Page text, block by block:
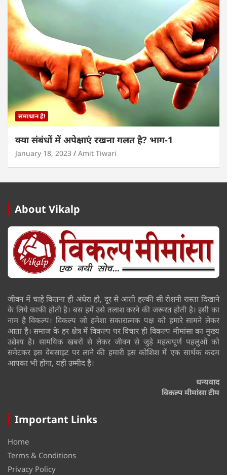
समाधान है!
क्या संबंधों में अपेक्षाएं रखना गलत है? भाग-1
January 18, 2023 Amit Tiwari
About Vikalp
जीवन में चाहे कितना ही अंधेरा हो, दूर से आती हल्की सी रोशनी रास्ता दिखाने
के लिये काफी होती है। बस हमें उसे तलाश करने की जरूरत होती है। इसी का
नाम है विकल्प। विकल्प जो हमेशा सकारात्मक पक्ष को हमारे सामने लेकर
आता है। समाज के हर क्षेत्र में विकल्प पर विचार ही विकल्प मीमांसा का मुख्य
उद्येश्य है। सामयिक खबरों से लेकर जीवन से जुड़े महत्वपूर्ण पहलुओं को
समेटकर इस वेबसाइट पर लाने की हमारी इस कोशिश में एक सार्थक कदम
आपका भी होगा, यही उम्मीद है।
धन्यवाद
विकल्प मीमांसा टीम
Important Links
Home
Terms & Conditions
Privacy Policy